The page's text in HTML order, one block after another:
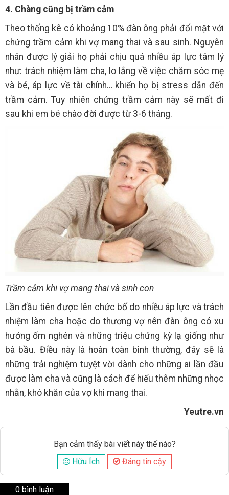
4. Chàng cũng bị trầm cảm
Theo thống kê có khoảng 10% đàn ông phải đối mặt với
chứng trầm cảm khi vợ mang thai và sau sinh. Nguyên
nhân được lý giải họ phải chịu quá nhiều áp lực tâm lý
như: trách nhiệm làm cha, lo lắng về việc chăm sóc mẹ
và bé, áp lực về tài chính… khiến họ bị stress dẫn đến
trầm cảm. Tuy nhiên chứng trầm cảm này sẽ mất đi
sau khi em bé chào đời được từ 3-6 tháng.
Trầm cảm khi vợ mang thai và sinh con
Lần đầu tiên được lên chức bố do nhiều áp lực và trách
nhiệm làm cha hoặc do thương vợ nên đàn ông có xu
hướng ốm nghén và những triệu chứng kỳ lạ giống như
bà bầu. Điều này là hoàn toàn bình thường, đây sẽ là
những trải nghiệm tuyệt vời dành cho những ai lần đầu
được làm cha và cũng là cách để hiểu thêm những nhọc
nhằn, khó khăn của vợ khi mang thai.
Yeutre.vn
Bạn cảm thấy bài viết này thế nào?
Hữu Ích
Đáng tin cậy
0 bình luận